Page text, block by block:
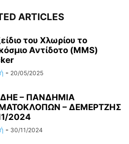
ARTICLES
του Χλωρίου το
Αντίδοτο (MMS)
- 20/05/2025
– ΠΑΝΔΗΜΙΑ
– ΔΕΜΕΡΤΖΗΣ
2024
- 30/11/2024